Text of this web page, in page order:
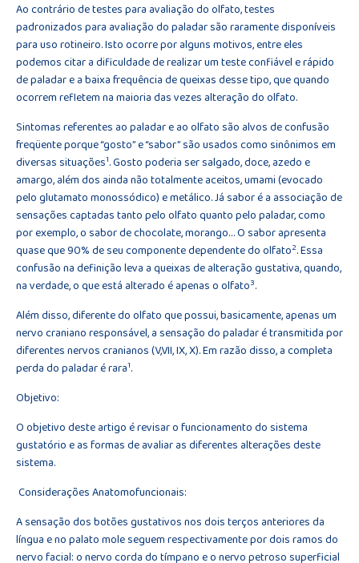
Ao contrário de testes para avaliação do olfato, testes
padronizados para avaliação do paladar são raramente disponíveis
para uso rotineiro. Isto ocorre por alguns motivos, entre eles
podemos citar a dificuldade de realizar um teste confiável e rápido
de paladar e a baixa frequência de queixas desse tipo, que quando
ocorrem refletem na maioria das vezes alteração do olfato.
Sintomas referentes ao paladar e ao olfato são alvos de confusão
freqüente porque “gosto” e “sabor” são usados como sinônimos em
diversas situações1. Gosto poderia ser salgado, doce, azedo e
amargo, além dos ainda não totalmente aceitos, umami (evocado
pelo glutamato monossódico) e metálico. Já sabor é a associação de
sensações captadas tanto pelo olfato quanto pelo paladar, como
por exemplo, o sabor de chocolate, morango… O sabor apresenta
quase que 90% de seu componente dependente do olfato2. Essa
confusão na definição leva a queixas de alteração gustativa, quando,
na verdade, o que está alterado é apenas o olfato3.
Além disso, diferente do olfato que possui, basicamente, apenas um
nervo craniano responsável, a sensação do paladar é transmitida por
diferentes nervos cranianos (V,VII, IX, X). Em razão disso, a completa
perda do paladar é rara1.
Objetivo:
O objetivo deste artigo é revisar o funcionamento do sistema
gustatório e as formas de avaliar as diferentes alterações deste
sistema.
Considerações Anatomofuncionais:
A sensação dos botões gustativos nos dois terços anteriores da
língua e no palato mole seguem respectivamente por dois ramos do
nervo facial: o nervo corda do tímpano e o nervo petroso superficial